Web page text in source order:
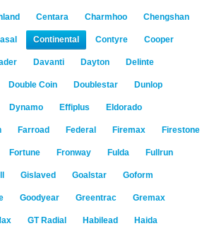
Centara Charmhoo Chengshan
Continental Contyre Cooper
Davanti Dayton Delinte
Double Coin Doublestar Dunlop
Dynamo Effiplus Eldorado
Farroad Federal Firemax Firestone
Fortune Fronway Fulda Fullrun
Gislaved Goalstar Goform
Goodyear Greentrac Gremax
GT Radial Habilead Haida